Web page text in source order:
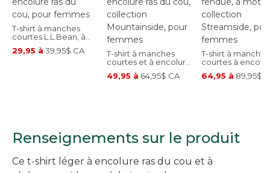
T-shirt à manches
courtes L.L.Bean, à
encolure ras du
cou, pour femmes
29,95 à 39,95$ CA
T-shirt à manches
courtes et à encolure
ras du cou, collection
Mountainside, pour
49,95 à 64,95$ CA
T-shirt à manches
courtes à
fendue, à motif,
collection
64,95 à 89,95$
Renseignements sur le produit
Ce t-shirt léger à encolure ras du cou et à